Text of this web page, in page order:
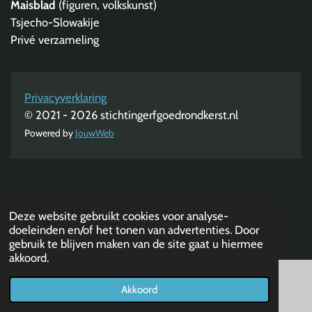
Deze website gebruikt cookies voor analyse-
doeleinden en/of het tonen van advertenties. Door
gebruik te blijven maken van de site gaat u hiermee
akkoord.
Akkoord
Maisblad (figuren, volkskunst)
Tsjecho-Slowakije
Privé verzameling
Privacyverklaring
© 2021 - 2026 stichtingerfgoedrondkerst.nl
Powered by JouwWeb
Telefoonnummer